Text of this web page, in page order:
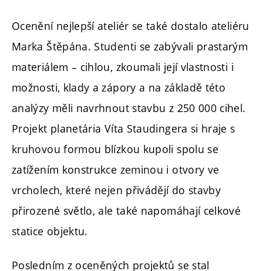
Ocenění nejlepší ateliér se také dostalo ateliéru
Marka Štěpána. Studenti se zabývali prastarým
materiálem – cihlou, zkoumali její vlastnosti i
možnosti, klady a zápory a na základě této
analýzy měli navrhnout stavbu z 250 000 cihel.
Projekt planetária Víta Staudingera si hraje s
kruhovou formou blízkou kupoli spolu se
zatížením konstrukce zeminou i otvory ve
vrcholech, které nejen přivádějí do stavby
přirozené světlo, ale také napomáhají celkové
statice objektu.
Posledním z oceněných projektů se stal